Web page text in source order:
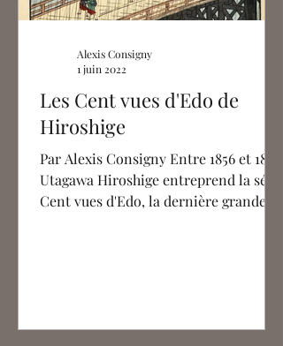
Les Cent vues d'Edo de
Hiroshige
Par Alexis Consigny Entre 1856 et 1858,
Utagawa Hiroshige entreprend la série
Cent vues d'Edo, la dernière grande
Alexis Consigny
1 juin 2022